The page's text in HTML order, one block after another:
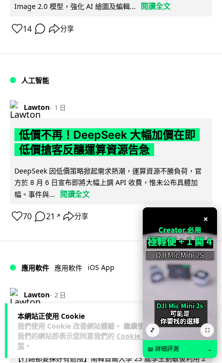
本網站正使用 Cookie
我們使用 Cookie 改善網站體驗。 繼續使用
我們的網站即表示您同意我們的 Cookie 政
策 。
Image 2.0 模型，強化 AI 繪圖及編輯...
閱讀全文
14 分享
人工智能
Lawton 1 日
低價不再！DeepSeek 大幅加價在即
低價搶客反釀運算資源告急
DeepSeek 因低價策略掀起需求熱潮，運算資源不勝負荷，官
方於 8 月 6 日宣布即將大幅上調 API 收費，惟未公布具體加
幅。事件與...
閱讀全文
70 21 ↗ 分享
應用軟件 應用軟件 iOS App
Lawton 2 日
首爾大生 2 星期開發防曬地圖 一日暴增
2 萬人下載衝榜首
【行路都要揀好有遮陰】南韓首爾大學 23 歲學生劉敏俊利用 2
×
🎵 ⛶
📖 詳細評測 →